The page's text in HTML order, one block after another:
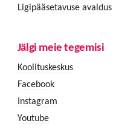
Ligipääsetavuse avaldus
Jälgi meie tegemisi
Koolituskeskus
Facebook
Instagram
Youtube